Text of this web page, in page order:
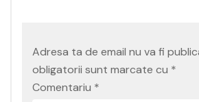
Adresa ta de email nu va fi
obligatorii sunt marcate cu *
Comentariu *